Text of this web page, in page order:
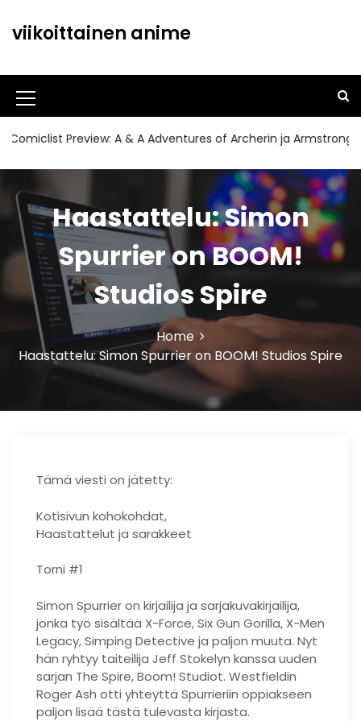
t
c
t
viikoittainen anime
M
e
n
u
I
c
o
n
Preview: A & A Adventures of Archerin ja Armstrong#11
Haastattelu: Simon
Spurrier on BOOM!
Studios Spire
Home
Haastattelu: Simon Spurrier on BOOM! Studios Spire
Tämä viesti on jätetty:
Kotisivun kohokohdat,
Haastattelut ja sarakkeet
Torni #1
Simon Spurrier on kirjailija ja sarjakuvakirjailija,
jonka työ sisältää X-Force, Six Gun Gorilla, X-Men
Legacy, Simping Detective ja paljon muuta. Nyt
hän ryhtyy taiteilija Jeff Stokelyn kanssa uuden
sarjan The Spire, Boom! Studiot. Westfieldin
Roger Ash otti yhteyttä Spurrieriin oppiakseen
paljon lisää tästä tulevasta kirjasta.